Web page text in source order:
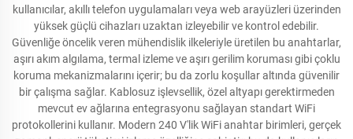
kullanıcılar, akıllı telefon uygulamaları veya web arayüzleri üzerinden
yüksek güçlü cihazları uzaktan izleyebilir ve kontrol edebilir.
Güvenliğe öncelik veren mühendislik ilkeleriyle üretilen bu anahtarlar,
aşırı akım algılama, termal izleme ve aşırı gerilim koruması gibi çoklu
koruma mekanizmalarını içerir; bu da zorlu koşullar altında güvenilir
bir çalışma sağlar. Kablosuz işlevsellik, özel altyapı gerektirmeden
mevcut ev ağlarına entegrasyonu sağlayan standart WiFi
protokollerini kullanır. Modern 240 V'lik WiFi anahtar birimleri, gerçek